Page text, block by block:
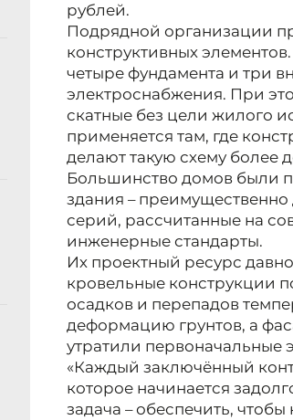
рублей.
Подрядной организации
конструктивных
четыре фундамента и три
электроснабжения. При
скатные без цели жилого
применяется там, где
делают такую схему более
Большинство домов были
здания – преимущественно
серий, рассчитанные на
инженерные стандарты.
Их проектный ресурс
кровельные конструкции
осадков и перепадов
деформацию грунтов, а
утратили первоначальные
«Каждый заключённый
которое начинается
задача – обеспечить,